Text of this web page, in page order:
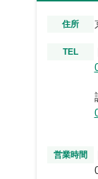
住所
TEL
営業時間